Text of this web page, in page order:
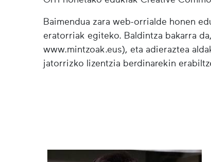
Baimendua zara web-orrialde honen
eratorriak egiteko. Baldintza bakarra
www.mintzoak.eus), eta adieraztea
jatorrizko lizentzia berdinarekin